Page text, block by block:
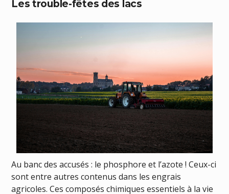
Les trouble-fêtes des lacs
Au banc des accusés : le phosphore et l’azote ! Ceux-ci
sont entre autres contenus dans les engrais
agricoles. Ces composés chimiques essentiels à la vie